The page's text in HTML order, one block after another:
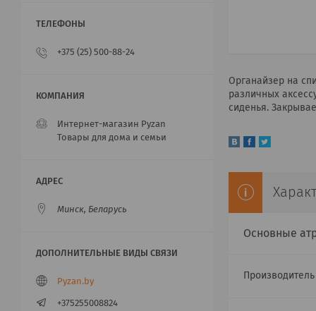
Органайзер на
различных
сиденья.
Основные
+375 (25) 500-88-24
Интернет-магазин Pyzan
Товары для дома и семьи
Минск, Беларусь
Pyzan.by
+375255008824